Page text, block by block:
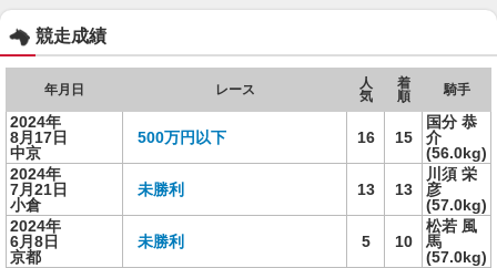
競走成績
年月日 レース
人
気
着
順
騎手
2024年
8月17日
中京
500万円以下 16 15
国分 恭
介
(56.0kg)
2024年
7月21日
小倉
未勝利 13 13
川須 栄
彦
(57.0kg)
2024年
6月8日
京都
未勝利 5 10
松若 風
馬
(57.0kg)